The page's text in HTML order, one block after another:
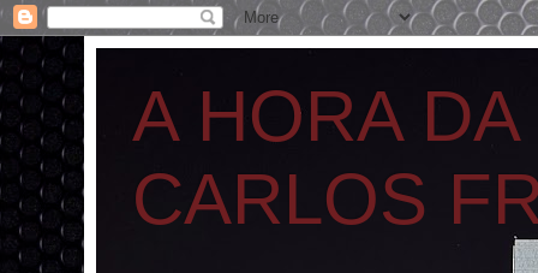
A HORA
CARLOS